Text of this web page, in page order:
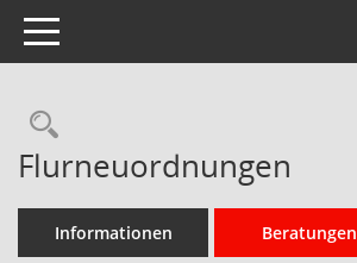
Toggle navigation
Rechercheauswahl
Flurneuordnungen
Informationen Beratungen